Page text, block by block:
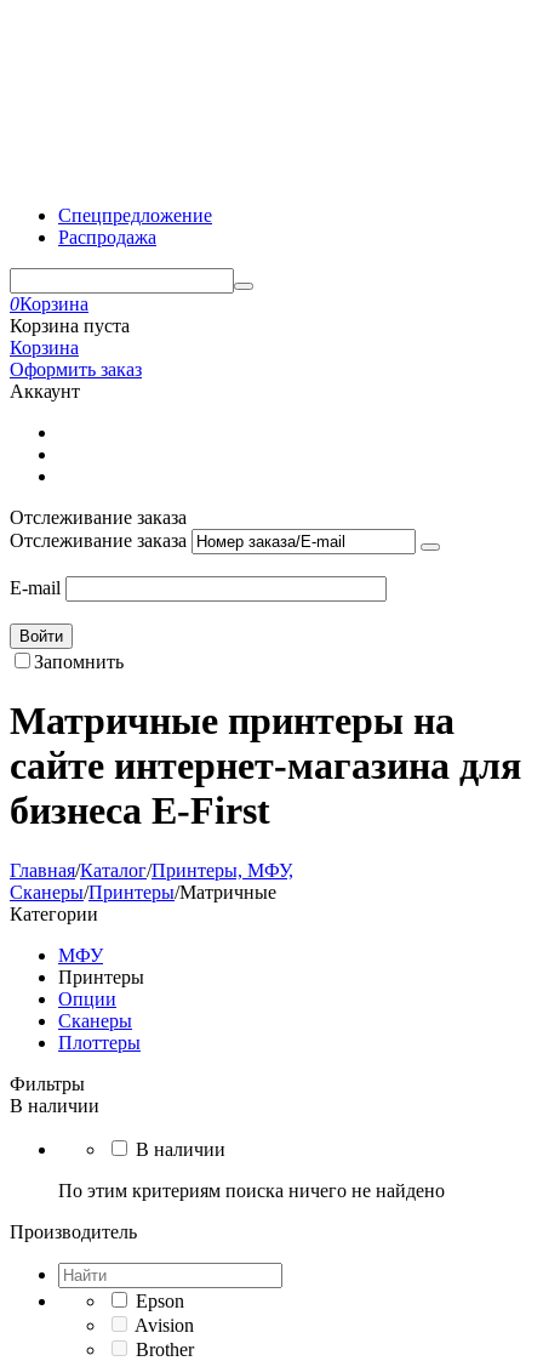
Спецпредложение
Распродажа
0Корзина
Корзина пуста
Корзина
Оформить заказ
Аккаунт
Отслеживание заказа
Отслеживание заказа
E-mail
Войти
Запомнить
Матричные принтеры на
сайте интернет-магазина для
бизнеса E-First
Главная/Каталог/Принтеры, МФУ,
Сканеры/Принтеры/Матричные
Категории
МФУ
Принтеры
Опции
Сканеры
Плоттеры
Фильтры
В наличии
В наличии
По этим критериям поиска ничего не найдено
Производитель
Epson
Avision
Brother